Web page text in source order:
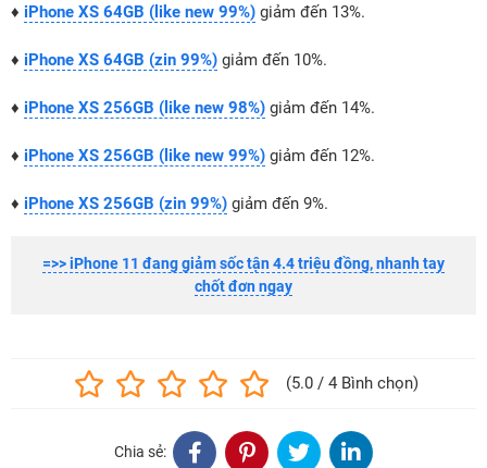
♦ iPhone XS 64GB (like new 99%) giảm đến 13%.
♦ iPhone XS 64GB (zin 99%) giảm đến 10%.
♦ iPhone XS 256GB (like new 98%) giảm đến 14%.
♦ iPhone XS 256GB (like new 99%) giảm đến 12%.
♦ iPhone XS 256GB (zin 99%) giảm đến 9%.
=>> iPhone 11 đang giảm sốc tận 4.4 triệu đồng, nhanh tay
chốt đơn ngay
(5.0 / 4 Bình chọn)
Chia sẻ: